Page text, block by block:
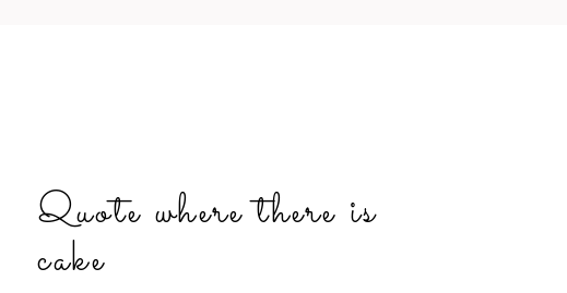
Quote where there is
cake